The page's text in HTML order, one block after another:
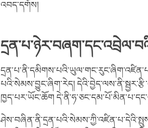
འབད་དགོས།
པའི་སེམས་བྱུང་ཞིག་རེད།
ཁྱད་པར་ཡོང་ཆོག